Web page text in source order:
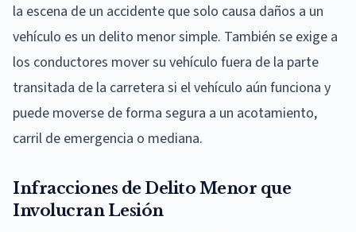
la escena de un accidente que solo causa daños a un
vehículo es un delito menor simple. También se exige a
los conductores mover su vehículo fuera de la parte
transitada de la carretera si el vehículo aún funciona y
puede moverse de forma segura a un acotamiento,
carril de emergencia o mediana.
Infracciones de Delito Menor que
Involucran Lesión